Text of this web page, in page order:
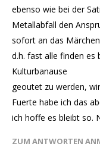
ebenso wie bei der
Metallabfall den
sofort an das
d.h. fast alle finden es
Kulturbanause
geoutet zu werden,
Fuerte habe ich das
ich hoffe es bleibt so.
ZUM ANTWORTEN